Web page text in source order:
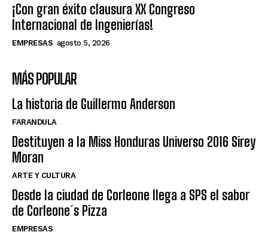
¡Con gran éxito clausura XX Congreso
Internacional de Ingenierías!
EMPRESAS agosto 5, 2026
MÁS POPULAR
La historia de Guillermo Anderson
FARANDULA
Destituyen a la Miss Honduras Universo 2016 Sirey
Moran
ARTE Y CULTURA
Desde la ciudad de Corleone llega a SPS el sabor
de Corleone´s Pizza
EMPRESAS